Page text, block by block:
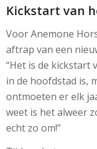
Kickstart van
Voor Anemone
aftrap van een
“Het is de kickstart
in de hoofdstad is,
ontmoeten er elk
weet is het alweer
echt zo om!”